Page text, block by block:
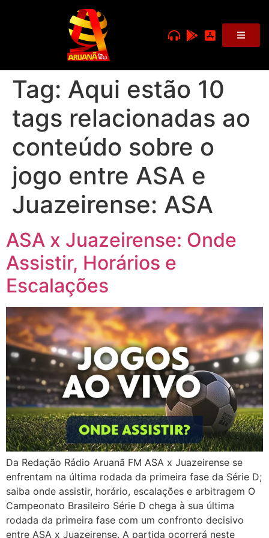
Tag: Aqui estão 10
tags relacionadas ao
conteúdo sobre o
jogo entre ASA e
Juazeirense: ASA
ASA x Juazeirense: Onde
Assistir, Horários e
Escalações
Da Redação Rádio Aruanã FM ASA x Juazeirense se
enfrentam na última rodada da primeira fase da Série D;
saiba onde assistir, horário, escalações e arbitragem O
Campeonato Brasileiro Série D chega à sua última
rodada da primeira fase com um confronto decisivo
entre ASA x Juazeirense. A partida ocorrerá neste